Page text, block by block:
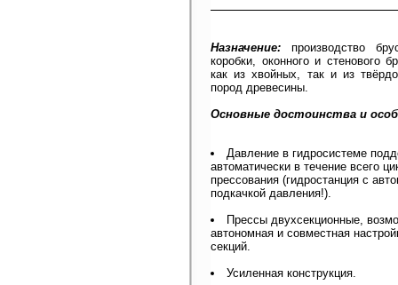
Назначение: производство
коробки, оконного и стенового
как из хвойных, так и из
пород древесины.
Основные достоинства и
Давление в гидросистеме
автоматически в течение всего
прессования (гидростанция с
подкачкой давления!).
Прессы двухсекционные,
автономная и совместная
секций.
Усиленная конструкция.